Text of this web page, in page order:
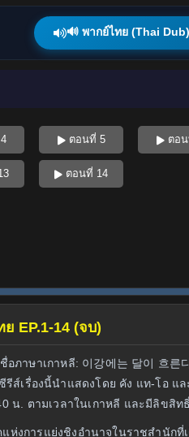
🔊 พากย์ไทย (Thai Dub)
ตอนที่ 5 ตอน
ตอนที่ 14
EP.1-14 (จบ)
ภาษาเกาหลี: 이강에는 달이 흐
ส์เรื่องนี้นำแสดงโดย คัง แท-โอ
น. ตามเวลาในเกาหลี และมีลิขสิ
ห่งการแย่งชิงอำนาจในราชสำนั